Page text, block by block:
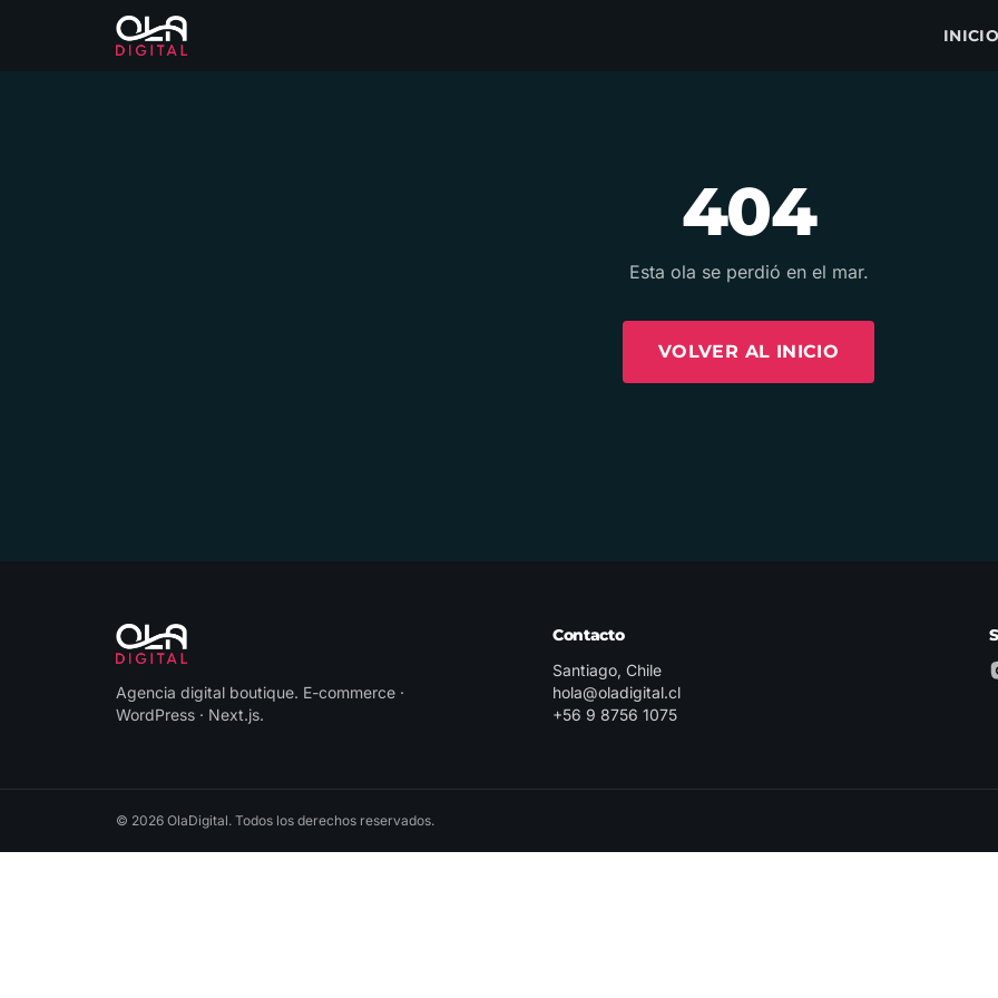
404
Esta ola se perdió en el mar.
VOLVER AL INICIO
Agencia digital boutique. E-commerce ·
WordPress · Next.js.
Contacto
Santiago, Chile
hola@oladigital.cl
+56 9 8756 1075
© 2026 OlaDigital. Todos los derechos reservados.